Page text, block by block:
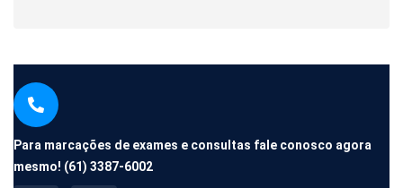
Para marcações de exames e consultas fale conosco agora
mesmo! (61) 3387-6002